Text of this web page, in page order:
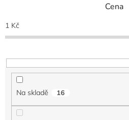
p
r
o
u
Cena
1 Kč
Na skladě 16